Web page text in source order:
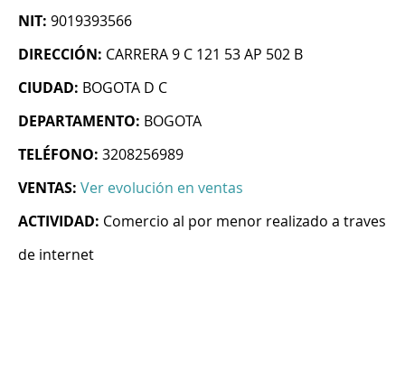
NIT: 9019393566
DIRECCIÓN: CARRERA 9 C 121 53 AP 502 B
CIUDAD: BOGOTA D C
DEPARTAMENTO: BOGOTA
TELÉFONO: 3208256989
VENTAS: Ver evolución en ventas
ACTIVIDAD: Comercio al por menor realizado a traves
de internet